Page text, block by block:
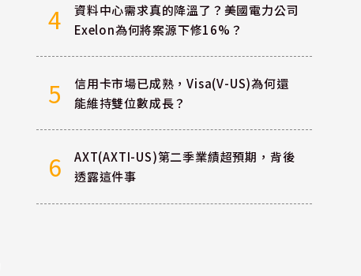
4
資料中心需求真的降溫了？美國電力公司
Exelon為何將案源下修16%？
5
信用卡市場已成熟，Visa(V-US)為何還
能維持雙位數成長？
6
AXT(AXTI-US)第二季業績超預期，背後
透露這件事